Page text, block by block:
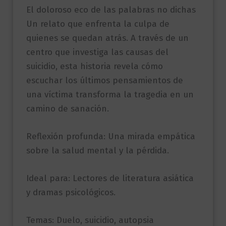
El doloroso eco de las palabras no dichas
Un relato que enfrenta la culpa de
quienes se quedan atrás. A través de un
centro que investiga las causas del
suicidio, esta historia revela cómo
escuchar los últimos pensamientos de
una víctima transforma la tragedia en un
camino de sanación.
Reflexión profunda: Una mirada empática
sobre la salud mental y la pérdida.
Ideal para: Lectores de literatura asiática
y dramas psicológicos.
Temas: Duelo, suicidio, autopsia